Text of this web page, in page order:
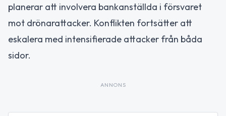
planerar att involvera bankanställda i försvaret
mot drönarattacker. Konflikten fortsätter att
eskalera med intensifierade attacker från båda
sidor.
ANNONS